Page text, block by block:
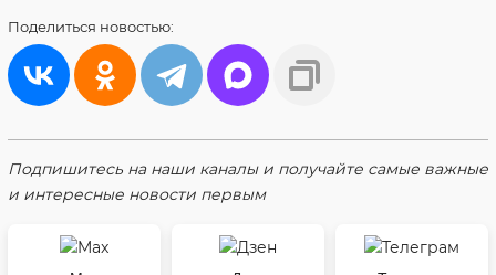
Поделиться новостью:
Подпишитесь на наши каналы и получайте самые важные
и интересные новости первым